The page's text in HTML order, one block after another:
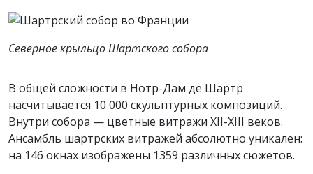
Северное крыльцо Шартского собора
В общей сложности в Нотр-Дам де Шартр
насчитывается 10 000 скульптурных композиций.
Внутри собора — цветные витражи XII-XIII веков.
Ансамбль шартрских витражей абсолютно уникален:
на 146 окнах изображены 1359 различных сюжетов.